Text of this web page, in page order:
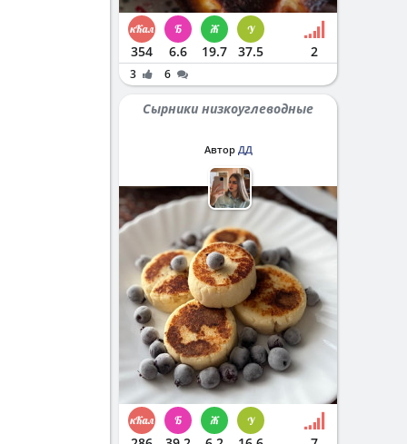
354 6.6 19.7 37.5 2
3 6
Сырники низкоуглеводные
Автор ДД